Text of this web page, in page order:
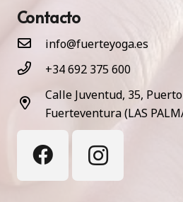
Contacto
info@fuerteyoga.es
+34 692 375 600
Calle Juventud, 35,
Fuerteventura (LAS